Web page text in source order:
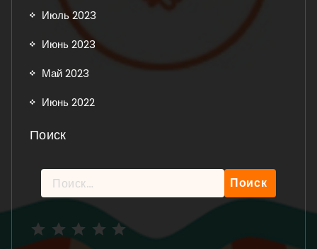
Июль 2023
Июнь 2023
Май 2023
Июнь 2022
Поиск
Найти: